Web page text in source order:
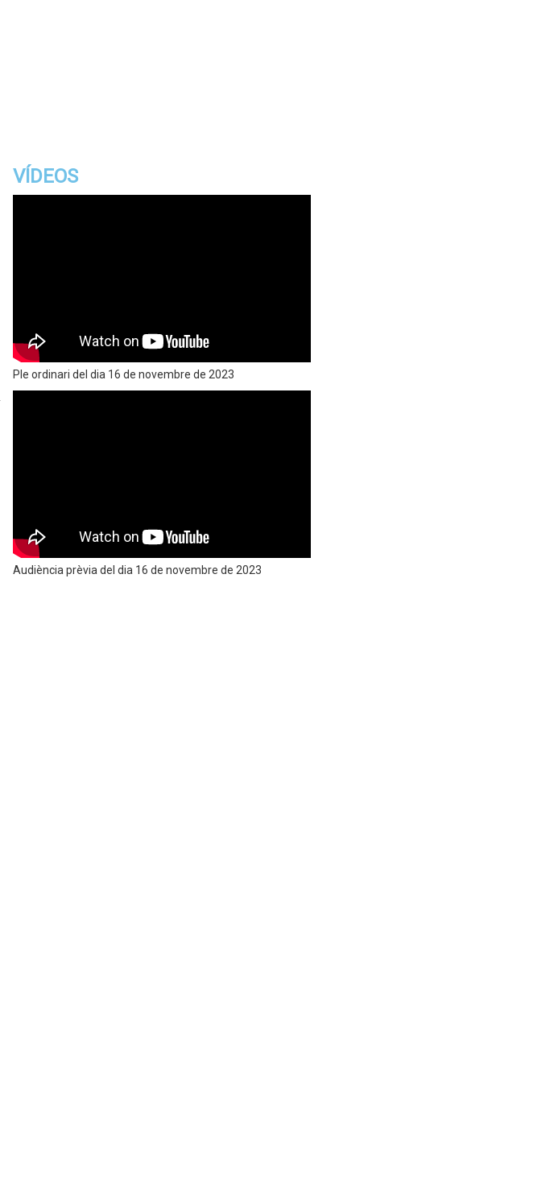
VÍDEOS
Ple ordinari del dia 16 de novembre de 2023
Audiència prèvia del dia 16 de novembre de 2023